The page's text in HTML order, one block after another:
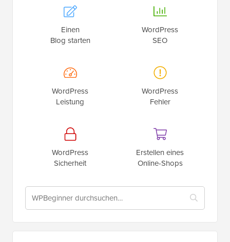
Einen
Blog starten
WordPress
SEO
WordPress
Leistung
WordPress
Fehler
WordPress
Sicherheit
Erstellen eines
Online-Shops